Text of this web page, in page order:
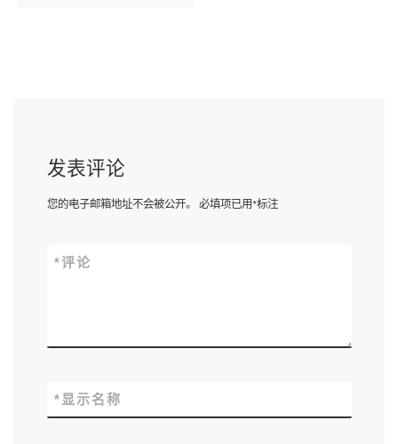
发表评论
您的电子邮箱地址不会被公开。 必填项已用*标注
评论
*
显示名称
*